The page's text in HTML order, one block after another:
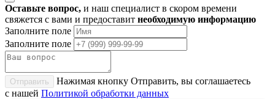
Оставьте вопрос, и наш специалист в скором времени
свяжется с вами и предоставит необходимую информацию
Заполните поле
Заполните поле
Отправить
Нажимая кнопку Отправить, вы соглашаетесь
с нашей Политикой обработки данных